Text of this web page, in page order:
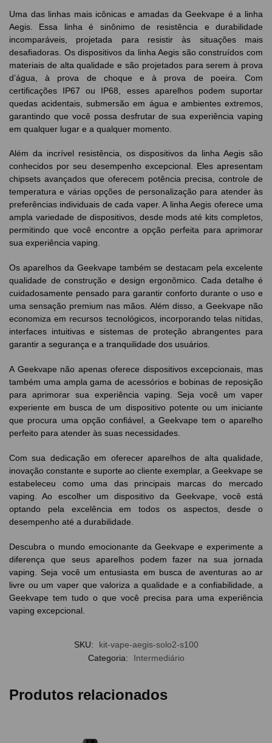
Uma das linhas mais icônicas e amadas da Geekvape é a linha
Aegis. Essa linha é sinônimo de resistência e durabilidade
incomparáveis, projetada para resistir às situações mais
desafiadoras. Os dispositivos da linha Aegis são construídos com
materiais de alta qualidade e são projetados para serem à prova
d’água, à prova de choque e à prova de poeira. Com
certificações IP67 ou IP68, esses aparelhos podem suportar
quedas acidentais, submersão em água e ambientes extremos,
garantindo que você possa desfrutar de sua experiência vaping
em qualquer lugar e a qualquer momento.
Além da incrível resistência, os dispositivos da linha Aegis são
conhecidos por seu desempenho excepcional. Eles apresentam
chipsets avançados que oferecem potência precisa, controle de
temperatura e várias opções de personalização para atender às
preferências individuais de cada vaper. A linha Aegis oferece uma
ampla variedade de dispositivos, desde mods até kits completos,
permitindo que você encontre a opção perfeita para aprimorar
sua experiência vaping.
Os aparelhos da Geekvape também se destacam pela excelente
qualidade de construção e design ergonômico. Cada detalhe é
cuidadosamente pensado para garantir conforto durante o uso e
uma sensação premium nas mãos. Além disso, a Geekvape não
economiza em recursos tecnológicos, incorporando telas nítidas,
interfaces intuitivas e sistemas de proteção abrangentes para
garantir a segurança e a tranquilidade dos usuários.
A Geekvape não apenas oferece dispositivos excepcionais, mas
também uma ampla gama de acessórios e bobinas de reposição
para aprimorar sua experiência vaping. Seja você um vaper
experiente em busca de um dispositivo potente ou um iniciante
que procura uma opção confiável, a Geekvape tem o aparelho
perfeito para atender às suas necessidades.
Com sua dedicação em oferecer aparelhos de alta qualidade,
inovação constante e suporte ao cliente exemplar, a Geekvape se
estabeleceu como uma das principais marcas do mercado
vaping. Ao escolher um dispositivo da Geekvape, você está
optando pela excelência em todos os aspectos, desde o
desempenho até a durabilidade.
Descubra o mundo emocionante da Geekvape e experimente a
diferença que seus aparelhos podem fazer na sua jornada
vaping. Seja você um entusiasta em busca de aventuras ao ar
livre ou um vaper que valoriza a qualidade e a confiabilidade, a
Geekvape tem tudo o que você precisa para uma experiência
vaping excepcional.
SKU:
kit-vape-aegis-solo2-s100
Categoria:
Intermediário
Produtos relacionados